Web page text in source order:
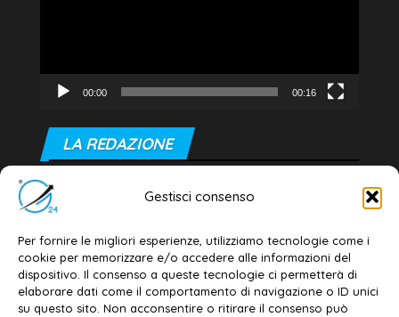
Gestisci consenso
Per fornire le migliori esperienze, utilizziamo tecnologie come i
cookie per memorizzare e/o accedere alle informazioni del
dispositivo. Il consenso a queste tecnologie ci permetterà di
elaborare dati come il comportamento di navigazione o ID unici
su questo sito. Non acconsentire o ritirare il consenso può
00:00 00:16
LA REDAZIONE
Editore e direttore responsabile:
Dott. Daniele G. Masciullo
Email: redazione@galatina24.it
Contatti –Disclaimer
Privacy policy –Cookie policy